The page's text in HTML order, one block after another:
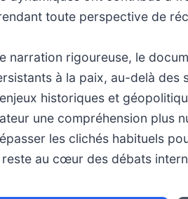
toute perspective de
narration rigoureuse, le
à la paix, au-delà des
historiques et
une compréhension plus
les clichés habituels
au cœur des débats